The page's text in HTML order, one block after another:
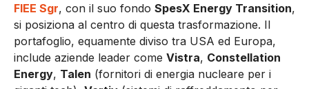
FIEE Sgr, con il suo fondo SpesX Energy Transition,
si posiziona al centro di questa trasformazione. Il
portafoglio, equamente diviso tra USA ed Europa,
include aziende leader come Vistra, Constellation
Energy, Talen (fornitori di energia nucleare per i